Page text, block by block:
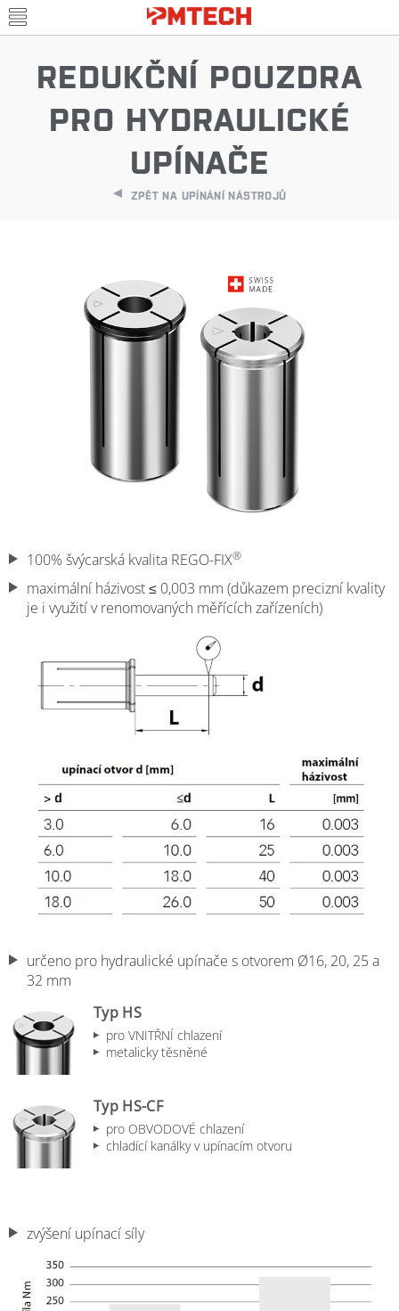
REDUKČNÍ POUZDRA
PRO HYDRAULICKÉ
UPÍNAČE
ZPĚT NA UPÍNÁNÍ NÁSTROJŮ
100% švýcarská kvalita REGO-FIX®
maximální házivost ≤ 0,003 mm (důkazem precizní kvality
je i využití v renomovaných měřících zařízeních)
určeno pro hydraulické upínače s otvorem Ø16, 20, 25 a
32 mm
Typ HS
pro VNITŘNÍ chlazení
metalicky těsněné
Typ HS-CF
pro OBVODOVÉ chlazení
chladící kanálky v upínacím otvoru
zvýšení upínací síly